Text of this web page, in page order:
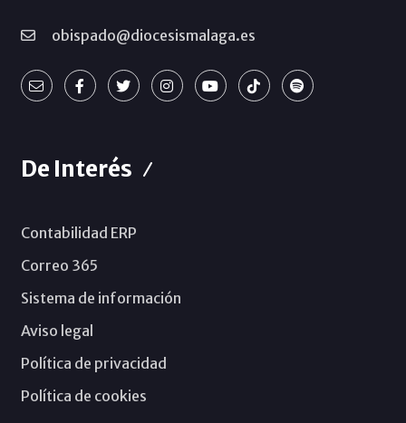
obispado@diocesismalaga.es
De Interés
Contabilidad ERP
Correo 365
Sistema de información
Aviso legal
Política de privacidad
Política de cookies